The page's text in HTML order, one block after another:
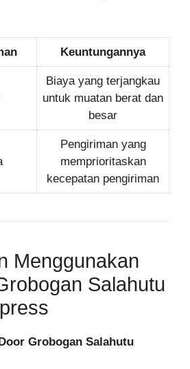
Keuntungannya
Biaya yang terjangkau
untuk muatan berat dan
besar
Pengiriman yang
memprioritaskan
kecepatan pengiriman
Menggunakan
Salahutu
Grobogan Salahutu